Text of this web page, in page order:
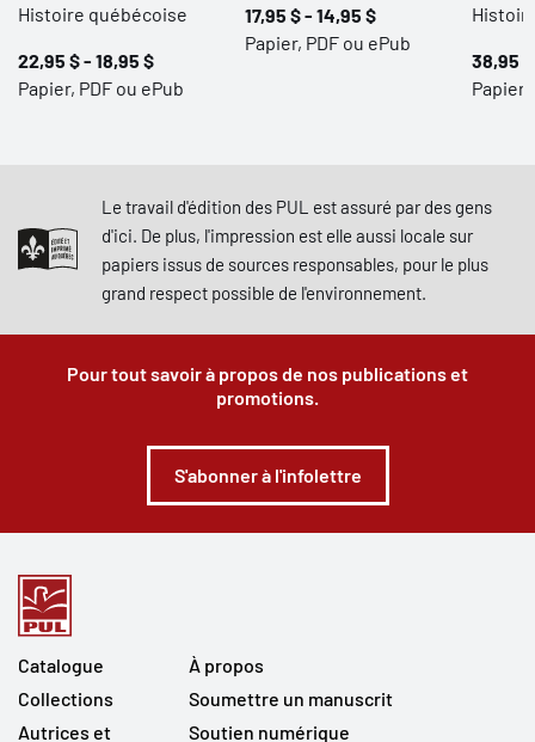
Histoire québécoise
22,95 $ - 18,95 $
Papier, PDF ou ePub
17,95 $ - 14,95 $
Papier, PDF ou ePub
38,95
Papier,
Le travail d'édition des PUL est assuré par des gens
d'ici. De plus, l'impression est elle aussi locale sur
papiers issus de sources responsables, pour le plus
grand respect possible de l'environnement.
Pour tout savoir à propos de nos publications et
promotions.
S'abonner à l'infolettre
Catalogue
Collections
Autrices et
À propos
Soumettre un manuscrit
Soutien numérique